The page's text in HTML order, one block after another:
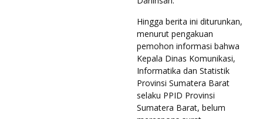
Hingga berita ini diturunkan,
menurut pengakuan
pemohon informasi bahwa
Kepala Dinas Komunikasi,
Informatika dan Statistik
Provinsi Sumatera Barat
selaku PPID Provinsi
Sumatera Barat, belum